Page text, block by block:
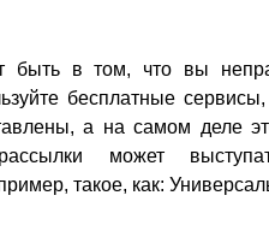
быть в том, что вы
бесплатные
а на самом деле
может
такое, как: